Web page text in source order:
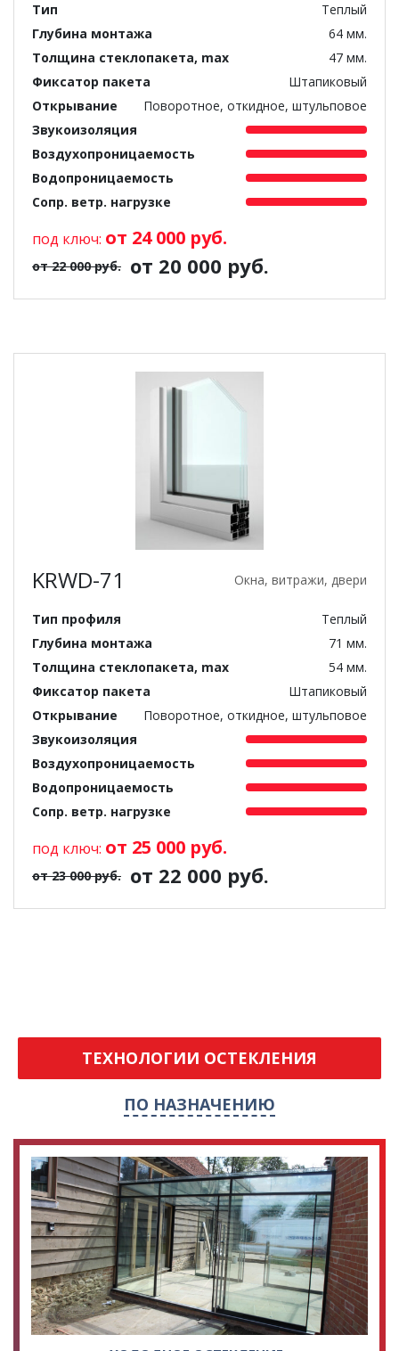
Тип
Теплый
Глубина монтажа
64 мм.
Толщина стеклопакета, max
47 мм.
Фиксатор пакета
Штапиковый
Открывание
Поворотное, откидное, штульповое
Звукоизоляция
Воздухопроницаемость
Водопроницаемость
Сопр. ветр. нагрузке
под ключ: от 24 000 руб.
от 22 000 руб. от 20 000 руб.
KRWD-71 Окна, витражи, двери
Тип профиля
Теплый
Глубина монтажа
71 мм.
Толщина стеклопакета, max
54 мм.
Фиксатор пакета
Штапиковый
Открывание
Поворотное, откидное, штульповое
Звукоизоляция
Воздухопроницаемость
Водопроницаемость
Сопр. ветр. нагрузке
под ключ: от 25 000 руб.
от 23 000 руб. от 22 000 руб.
ТЕХНОЛОГИИ ОСТЕКЛЕНИЯ
ПО НАЗНАЧЕНИЮ